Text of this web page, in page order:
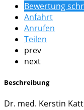
Bewertung
Anfahrt
Anrufen
Teilen
prev
next
Beschreibung
Dr. med. Kerstin